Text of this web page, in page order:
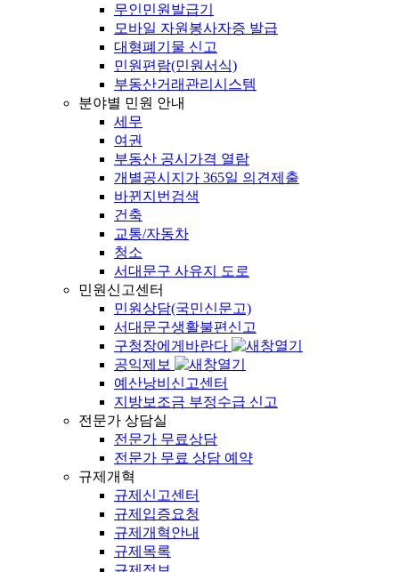
무인민원발급기
모바일 자원봉사자증 발급
대형폐기물 신고
민원편람(민원서식)
부동산거래관리시스템
분야별 민원 안내
세무
여권
부동산 공시가격 열람
개별공시지가 365일 의견제출
바뀐지번검색
건축
교통/자동차
청소
서대문구 사유지 도로
민원신고센터
민원상담(국민신문고)
서대문구생활불편신고
구청장에게바란다
공익제보
예산낭비신고센터
지방보조금 부정수급 신고
전문가 상담실
전문가 무료상담
전문가 무료 상담 예약
규제개혁
규제신고센터
규제입증요청
규제개혁안내
규제목록